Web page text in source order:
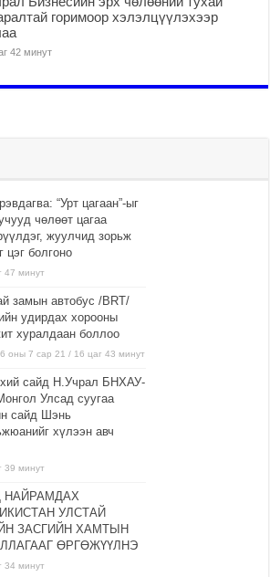
горимоор хэлэлцүүлэхээр
42 минут
“Урт цагаан”-ыг
чөлөөт цагаа
жуулчид зорьж
цэг болгоно
47 минут
замын автобус /BRT/
удирдах хорооны
хуралдаан боллоо
оны 7 сар 21 / 16 цаг 43 минут
сайд Н.Учрал БНХАУ-
Улсад суугаа
сайд Шэнь
хүлээн авч
39 минут
НАЙРАМДАХ
УЛСТАЙ
ЗАСГИЙН ХАМТЫН
ӨРГӨЖҮҮЛНЭ
34 минут